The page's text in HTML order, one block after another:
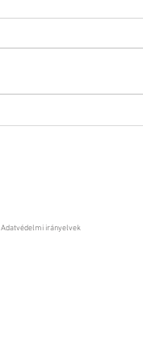
Adatvédelmi irányelvek